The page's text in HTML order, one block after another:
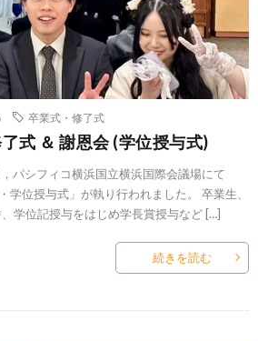
卒業式・修了式
式 ＆ 謝恩会 (学位授与式)
パシフィコ横浜国立横浜国際会議場にて
学位授与式」が執り行われました。 卒業生、
学位記授与をはじめ学長賞授与など […]
続きを読む